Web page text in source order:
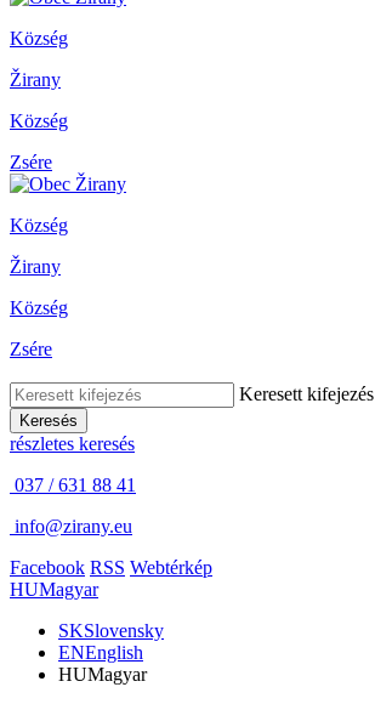
Község
Žirany
Község
Zsére
Község
Žirany
Község
Zsére
Keresett kifejezés
Keresés
részletes keresés
037 / 631 88 41
info@zirany.eu
Facebook RSS Webtérkép
HUMagyar
SKSlovensky
ENEnglish
HUMagyar